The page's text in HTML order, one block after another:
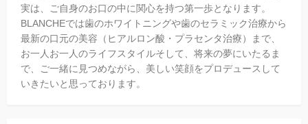
実は、ご自身のお口の中に関心を持つ第一歩となります。
BLANCHEでは歯のホワイトニングや歯のセラミック治療から
最新の口元の美容（ヒアルロン酸・プラセンタ治療）まで、
お一人お一人のライフスタイルそして、将来の夢にいたるま
で、ご一緒に見つめながら、美しい笑顔をプロデュースして
いきたいと思っております。